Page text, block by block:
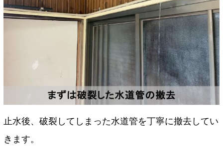
止水後、破裂してしまった水道管を丁寧に撤去してい
きます。